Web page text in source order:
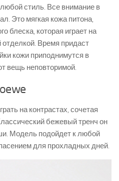
стиль. Все внимание в
Это мягкая кожа питона,
блеска, которая играет на
отделкой. Время придаст
кожи приподнимутся в
вещь неповторимой.
на контрастах, сочетая
бежевый тренч он
Модель подойдет к любой
для прохладных дней.